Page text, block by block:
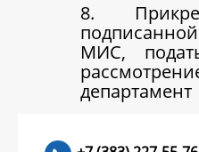
8.
МИС,
департамент